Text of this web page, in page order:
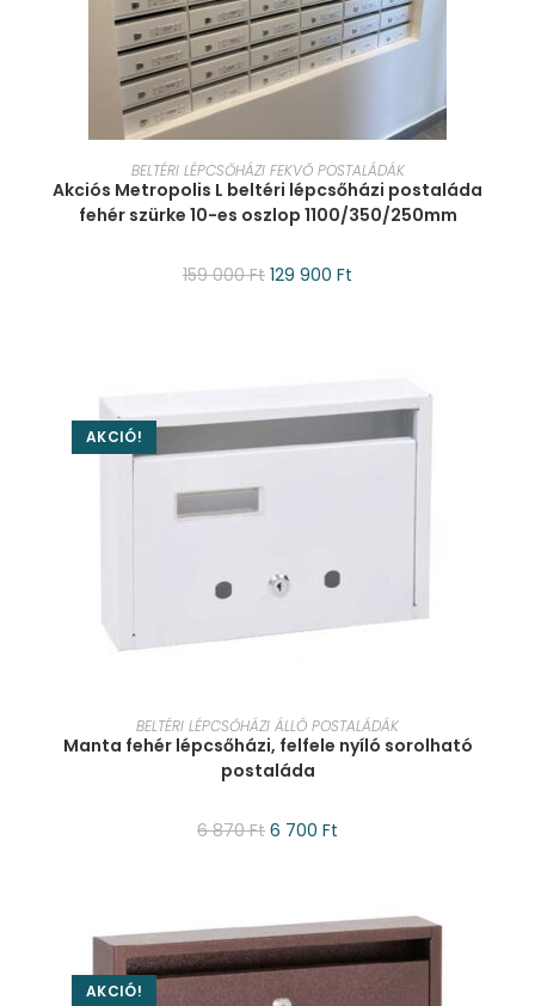
KOSÁRBA TESZEM
BELTÉRI LÉPCSŐHÁZI FEKVŐ POSTALÁDÁK
Akciós Metropolis L beltéri lépcsőházi postaláda
fehér szürke 10-es oszlop 1100/350/250mm
159 000Ft 129 900 Ft
AKCIÓ!
KOSÁRBA TESZEM
BELTÉRI LÉPCSŐHÁZI ÁLLÓ POSTALÁDÁK
Manta fehér lépcsőházi, felfele nyíló sorolható
postaláda
6 870Ft 6 700 Ft
AKCIÓ!